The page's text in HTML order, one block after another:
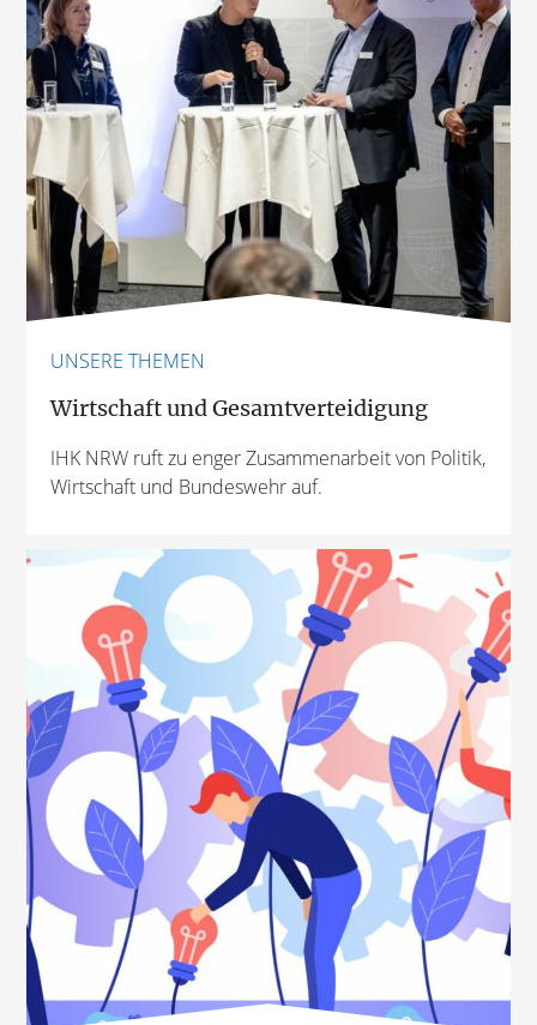
UNSERE THEMEN
Wirtschaft und Gesamtverteidigung
IHK NRW ruft zu enger Zusammenarbeit von Politik,
Wirtschaft und Bundeswehr auf.